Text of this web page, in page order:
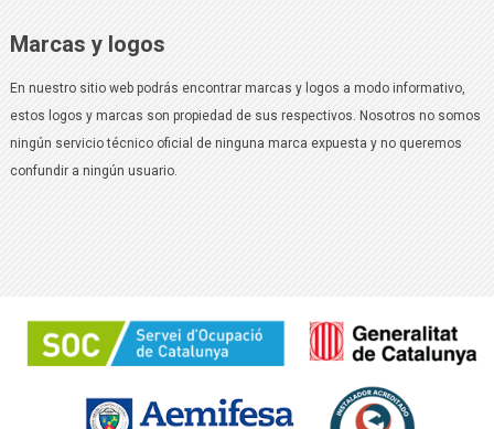
Marcas y logos
En nuestro sitio web podrás encontrar marcas y logos a modo informativo,
estos logos y marcas son propiedad de sus respectivos. Nosotros no somos
ningún servicio técnico oficial de ninguna marca expuesta y no queremos
confundir a ningún usuario.